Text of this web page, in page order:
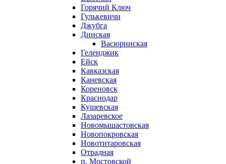
Горячий Ключ
Гулькевичи
Джубга
Динская
Васюринская
Геленджик
Ейск
Кавказская
Каневская
Кореновск
Краснодар
Кущевская
Лазаревское
Новомышастовская
Новопокровская
Новотитаровская
Отрадная
п. Мостовской